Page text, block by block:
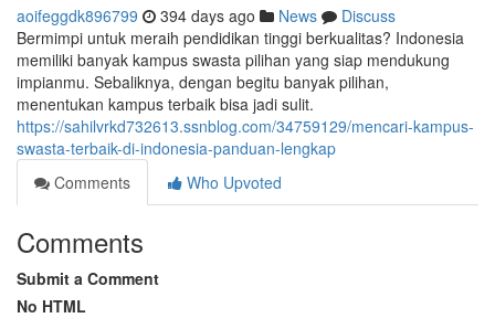
aoifeggdk896799 394 days ago News
Discuss
Bermimpi untuk meraih pendidikan tinggi berkualitas? Indonesia
memiliki banyak kampus swasta pilihan yang siap mendukung
impianmu. Sebaliknya, dengan begitu banyak pilihan,
menentukan kampus terbaik bisa jadi sulit.
https://sahilvrkd732613.ssnblog.com/34759129/mencari-kampus-
swasta-terbaik-di-indonesia-panduan-lengkap
Comments
Who Upvoted
Comments
Submit a Comment
No HTML